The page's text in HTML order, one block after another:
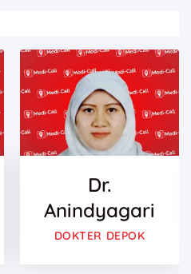
Dr.
Anindyagari
DOKTER DEPOK